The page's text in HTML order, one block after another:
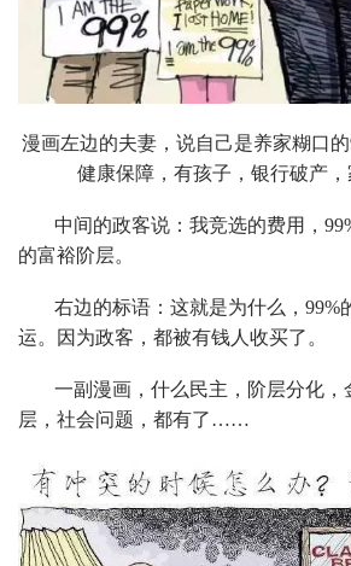
漫画左边的夫妻，说自己是养家糊口
健康保障，有孩子，银行破产
中间的政客说：我竞选的费用，
的富裕阶层。
右边的标语：这就是为什么，99%
运。因为政客，都被有钱人收买了。
一副漫画，什么民主，阶层分化，
层，社会问题，都有了……